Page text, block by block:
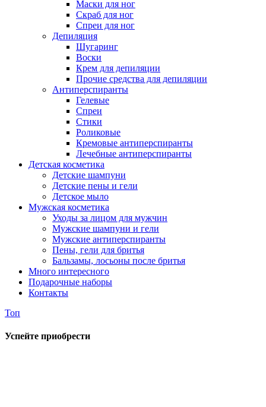
Маски для ног
Скраб для ног
Спреи для ног
Депиляция
Шугаринг
Воски
Крем для депиляции
Прочие средства для депиляции
Антиперспиранты
Гелевые
Спреи
Стики
Роликовые
Кремовые антиперспиранты
Лечебные антиперспиранты
Детская косметика
Детские шампуни
Детские пены и гели
Детское мыло
Мужская косметика
Уходы за лицом для мужчин
Мужские шампуни и гели
Мужские антиперспиранты
Пены, гели для бритья
Бальзамы, лосьоны после бритья
Много интересного
Подарочные наборы
Контакты
Топ
Успейте приобрести